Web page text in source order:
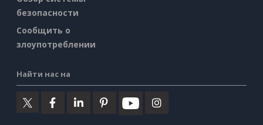
безопасности
Сообщить о
злоупотреблении
Найти нас на